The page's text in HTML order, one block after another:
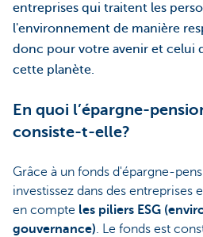
entreprises qui traitent les
l'environnement de manière
donc pour votre avenir et celui
cette planète.
En quoi l’épargne-
consiste-t-elle?
Grâce à un fonds d'épargne-
investissez dans des entreprises
en compte les piliers ESG
gouvernance). Le fonds est